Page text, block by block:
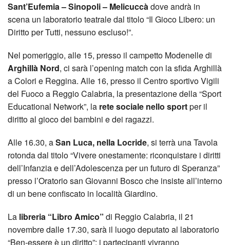
Sant’Eufemia – Sinopoli – Melicuccàdove andrà in
scena un laboratorio teatrale dal titolo “Il Gioco Libero: un
Diritto per Tutti, nessuno escluso!”.
Nel pomeriggio, alle 15, presso il campetto Modenelle di
Arghillà Nord, ci sarà l’opening match con la sfida Arghillà
a Colori e Reggina. Alle 16, presso il Centro sportivo Vigili
del Fuoco a Reggio Calabria, la presentazione della “Sport
Educational Network”, la rete sociale nello sportper il
diritto al gioco dei bambini e dei ragazzi.
Alle 16.30, aSan Luca, nella Locride, si terrà una Tavola
rotonda dal titolo “Vivere onestamente: riconquistare i diritti
dell’Infanzia e dell’Adolescenza per un futuro di Speranza”
presso l’Oratorio san Giovanni Bosco che insiste all’interno
di un bene confiscato in località Giardino.
La libreria “Libro Amico” di Reggio Calabria, il 21
novembre dalle 17.30, sarà il luogo deputato al laboratorio
“Ben-essere è un diritto”: i partecipanti vivranno